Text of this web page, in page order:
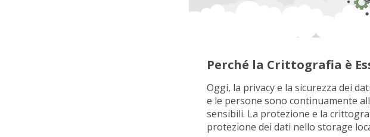
Perché la Crittografia è
Oggi, la privacy e la sicurezza dei
e le persone sono continuamente
sensibili. La protezione e la
protezione dei dati nello storage